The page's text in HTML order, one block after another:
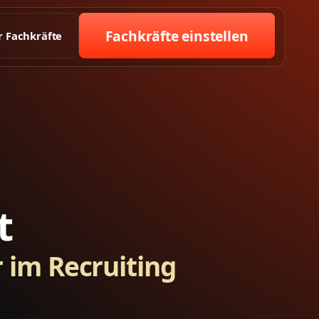
Fachkräfte Fachkräfte einstellen
Recruiting